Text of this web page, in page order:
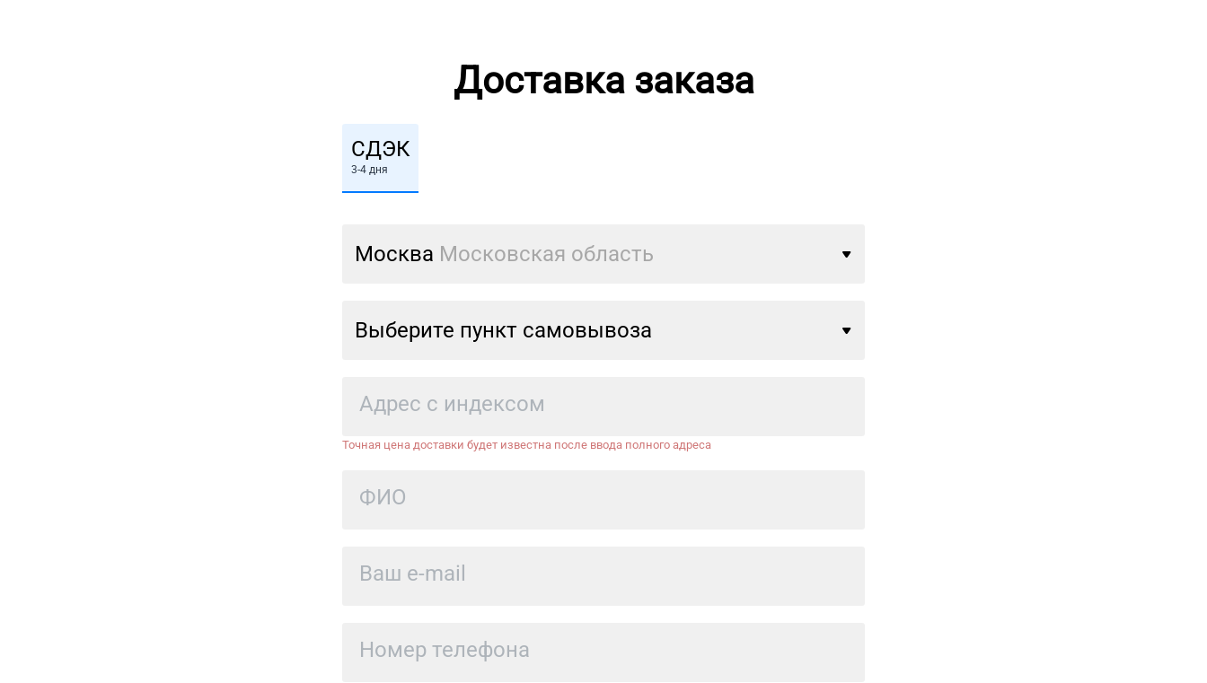
Доставка заказа
СДЭК
3-4 дня
Москва Московская область
Выберите пункт самовывоза
Точная цена доставки будет известна после ввода полного адреса